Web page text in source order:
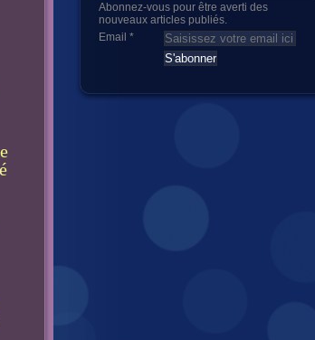
Abonnez-vous pour être averti des
nouveaux articles publiés.
Email